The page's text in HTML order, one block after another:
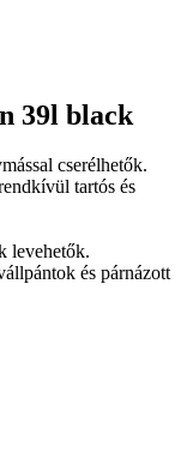
39l black
cserélhetők.
tartós és
levehetők.
és párnázott